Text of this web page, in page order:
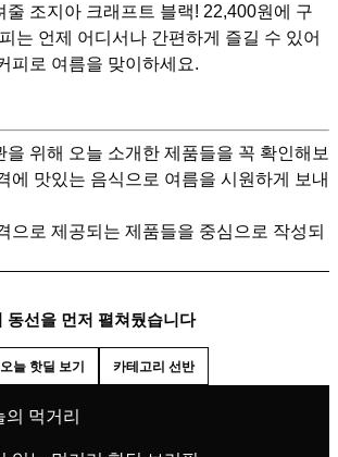
줄 조지아 크래프트 블랙! 22,400원에 구
는 언제 어디서나 간편하게 즐길 수 있어
피로 여름을 맞이하세요.
을 위해 오늘 소개한 제품들을 꼭 확인해보
에 맛있는 음식으로 여름을 시원하게 보내
으로 제공되는 제품들을 중심으로 작성되
동선을 먼저 펼쳐뒀습니다
오늘 핫딜 보기 카테고리 선반
먹거리